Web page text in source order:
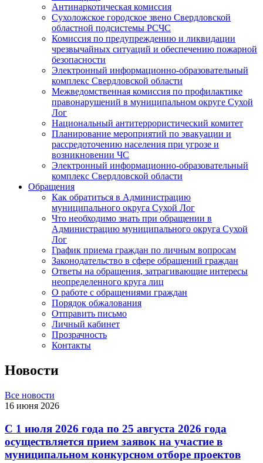
Антинаркотическая комиссия
Сухоложское городское звено Свердловской
областной подсистемы РСЧС
Комиссия по предупреждению и ликвидации
чрезвычайных ситуаций и обеспечению пожарной
безопасности
Электронный информационно-образовательный
комплекс Cвердловской области
Межведомственная комиссия по профилактике
правонарушений в муниципальном округе Сухой
Лог
Национальный антитеррористический комитет
Планирование мероприятий по эвакуации и
рассредоточению населения при угрозе и
возникновении ЧС
Электронный информационно-образовательный
комплекс Свердловской области
Обращения
Как обратиться в Администрацию
муниципального округа Сухой Лог
Что необходимо знать при обращении в
Администрацию муниципального округа Сухой
Лог
График приема граждан по личным вопросам
Законодательство в сфере обращений граждан
Ответы на обращения, затрагивающие интересы
неопределенного круга лиц
О работе с обращениями граждан
Порядок обжалования
Отправить письмо
Личный кабинет
Прозрачность
Контакты
Новости
Все новости
16 июня 2026
С 1 июля 2026 года по 25 августа 2026 года
осуществляется прием заявок на участие в
муниципальном конкурсном отборе проектов